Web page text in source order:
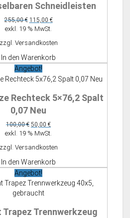
Schneidleisten
255,00€ Ursprünglicher
Preis
255,00 €
115,00 €Aktueller
115,00 €.
exkl. 19 % MwSt.
zzgl. Versandkosten
In den Warenkorb
Angebot!
Rechteck 5×76,2 Spalt
0,07 Neu
100,00€ Ursprünglicher
Preis
100,00 €
50,00 €Aktueller
50,00 €.
exkl. 19 % MwSt.
zzgl. Versandkosten
In den Warenkorb
Angebot!
Trennwerkzeug